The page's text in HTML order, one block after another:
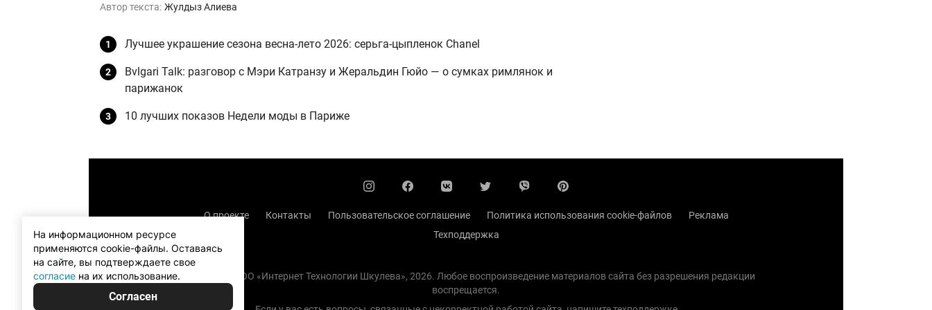
Автор текста: Жулдыз Алиева
Лучшее украшение сезона весна-лето 2026: серьга-цыпленок Chanel
Bvlgari Talk: разговор с Мэри Катранзу и Жеральдин Гюйо — о сумках римлянок и
парижанок
10 лучших показов Недели моды в Париже
О проекте Контакты Пользовательское соглашение Политика использования cookie-файлов
Реклама
Техподдержка
Copyright (с) TOO «Интернет Технологии Шкулева», 2026. Любое воспроизведение материалов сайта без разрешения редакции
воспрещается.
На информационном ресурсе
применяются cookie-файлы. Оставаясь
на сайте, вы подтверждаете свое
согласие на их использование.
Согласен